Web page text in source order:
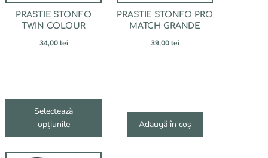
PRASTIE STONFO
TWIN COLOUR
34,00lei
Selectează
opțiunile
are
mai
multe
alese
produsului.
PRASTIE STONFO PRO
MATCH GRANDE
39,00lei
Adaugă în coș